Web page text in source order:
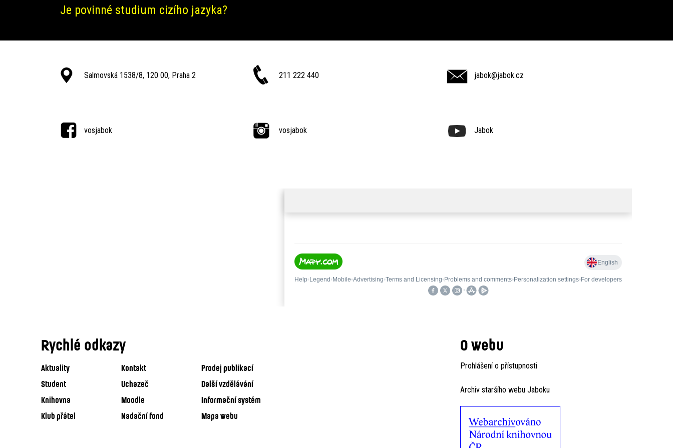
Je povinné studium cizího jazyka?
Salmovská 1538/8, 120 00, Praha 2 211 222 440 jabok@jabok.cz
vosjabok vosjabok Jabok
Rychlé odkazy
Aktuality Kontakt
Prodej publikací
Student
Uchazeč
Další vzdělávání
Knihovna
Moodle
Informační systém
Klub přátel
Nadační fond Mapa webu
O webu
Prohlášení o přístupnosti
Archiv staršího webu Jaboku